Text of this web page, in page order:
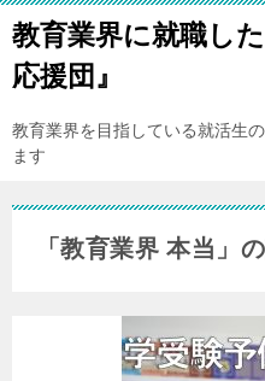
教育業界に就職し
応援団』
教育業界を目指している就活生
ます
「教育業界 本当」